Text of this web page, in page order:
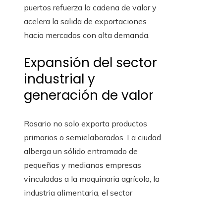
puertos refuerza la cadena de valor y
acelera la salida de exportaciones
hacia mercados con alta demanda.
Expansión del sector
industrial y
generación de valor
Rosario no solo exporta productos
primarios o semielaborados. La ciudad
alberga un sólido entramado de
pequeñas y medianas empresas
vinculadas a la maquinaria agrícola, la
industria alimentaria, el sector